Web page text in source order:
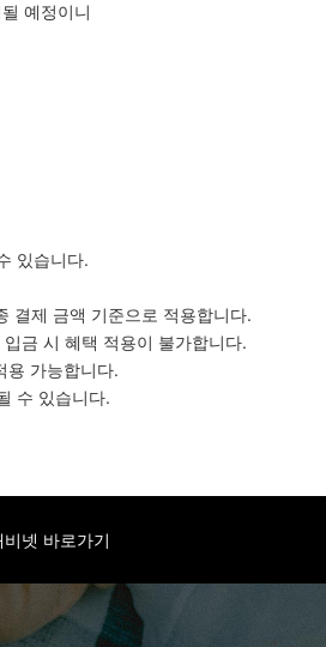
예정이니
있습니다.
결제 금액 기준으로 적용합니다.
금 시 혜택 적용이 불가합니다.
용 가능합니다.
수 있습니다.
비넷 바로가기